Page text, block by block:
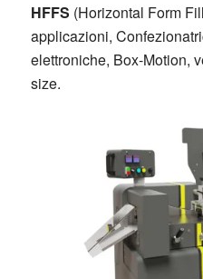
HFFS (Horizontal Form
applicazioni,
elettroniche, Box-Motion,
size.